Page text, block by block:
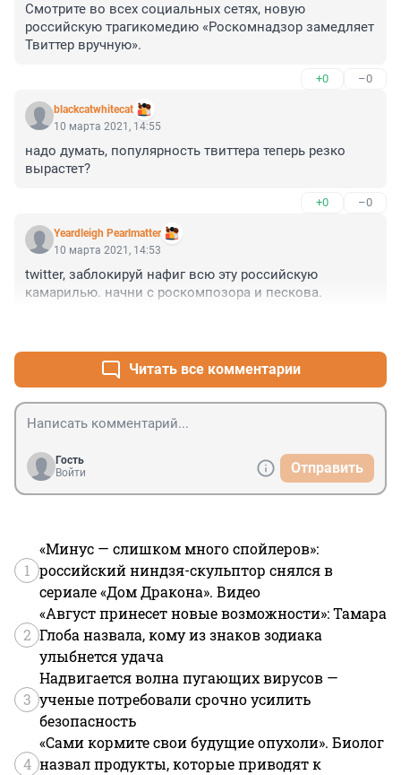
Смотрите во всех социальных сетях, новую
российскую трагикомедию «Роскомнадзор замедляет
Твиттер вручную».
+0 –0
blackcatwhitecat
10 марта 2021, 14:55
надо думать, популярность твиттера теперь резко
вырастет?
+0 –0
Yeardleigh Pearlmatter
10 марта 2021, 14:53
twitter, заблокируй нафиг всю эту российскую
камарилью. начни с роскомпозора и пескова.
Читать все комментарии
Гость
Войти
Отправить
1
«Минус — слишком много спойлеров»:
российский ниндзя-скульптор снялся в
сериале «Дом Дракона». Видео
2
«Август принесет новые возможности»: Тамара
Глоба назвала, кому из знаков зодиака
улыбнется удача
3
Надвигается волна пугающих вирусов —
ученые потребовали срочно усилить
безопасность
4
«Сами кормите свои будущие опухоли». Биолог
назвал продукты, которые приводят к